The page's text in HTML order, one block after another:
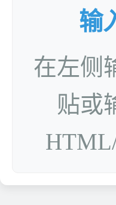
输
在左侧
贴或